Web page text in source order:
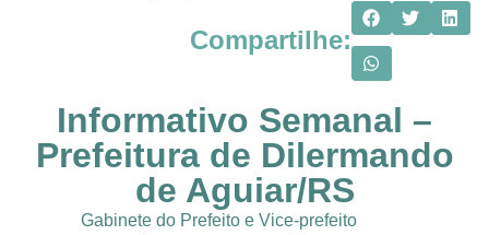
Compartilhe:
Informativo Semanal –
Prefeitura de Dilermando
de Aguiar/RS
Gabinete do Prefeito e Vice-prefeito